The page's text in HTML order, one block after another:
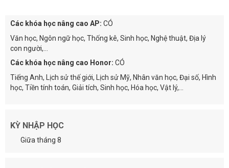
Các khóa học nâng cao AP: CÓ
Văn học, Ngôn ngữ học, Thống kê, Sinh học, Nghệ thuật, Địa lý
con người,...
Các khóa học nâng cao Honor: CÓ
Tiếng Anh, Lịch sử thế giới, Lịch sử Mỹ, Nhân văn học, Đại số, Hình
học, Tiền tính toán, Giải tích, Sinh học, Hóa học, Vật lý,...
KỲ NHẬP HỌC
Giữa tháng 8